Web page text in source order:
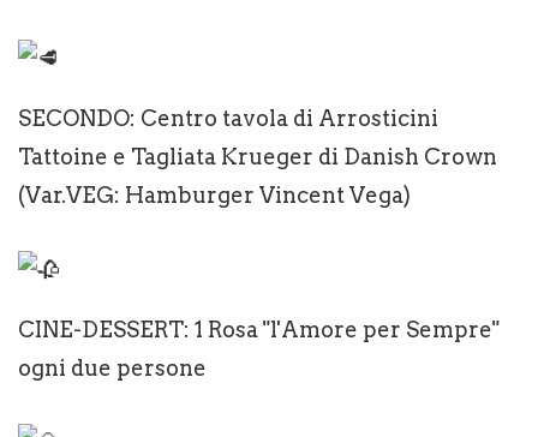
SECONDO: Centro tavola di Arrosticini
Tattoine e Tagliata Krueger di Danish Crown
(Var.VEG: Hamburger Vincent Vega)
CINE-DESSERT: 1 Rosa "l'Amore per Sempre"
ogni due persone